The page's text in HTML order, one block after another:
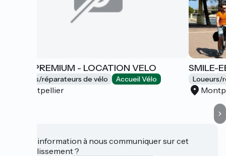
EBIKEPREMIUM - LOCATION VELO
Loueurs/réparateurs de vélo Accueil Vélo
Montpellier
SMILE-
Loueurs/
Une information à nous communiquer sur cet
établissement ?